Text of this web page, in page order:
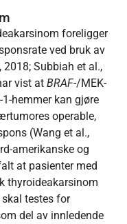
foreligger
ved bruk av
Subbiah et al.,
vist atBRAF-/MEK-
hemmer kan gjøre
operable,
(Wang et al.,
amerikanske og
at pasienter med
thyroideakarsinom
testes for
del av innledende